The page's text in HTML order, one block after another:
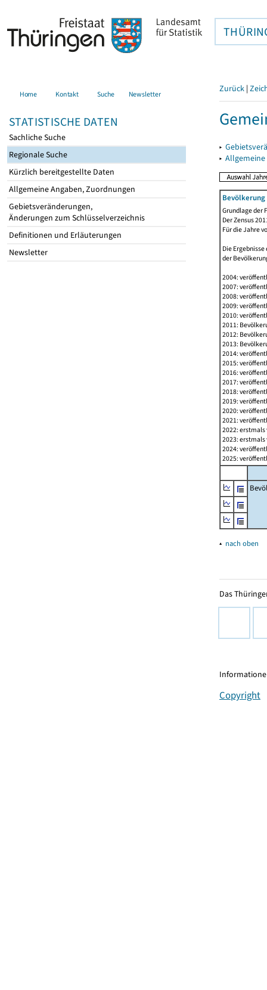
Home Kontakt Suche Newsletter
STATISTISCHE DATEN
Sachliche Suche
Regionale Suche
Kürzlich bereitgestellte Daten
Allgemeine Angaben, Zuordnungen
Gebietsveränderungen,
Änderungen zum Schlüsselverzeichnis
Definitionen und Erläuterungen
Newsletter
Zurück |
▸
▸
Grundlage der
Der Zensus
Für die Jahre
Die
der
2004:
2007:
2008:
2009:
2010:
2011:
2012:
2013:
2014:
2015:
2016:
2017:
2018:
2019:
2020:
2021:
2022:
2023:
2024:
2025:
▴ nach oben
Das
Copyright